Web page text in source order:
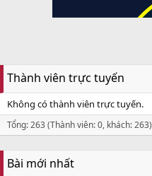
Thành viên trực tuyến
Không có thành viên trực tuyến.
Tổng: 263 (Thành viên: 0, khách: 263)
Bài mới nhất